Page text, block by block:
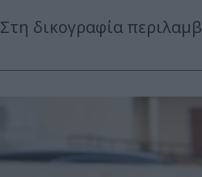
Στη δικογραφία